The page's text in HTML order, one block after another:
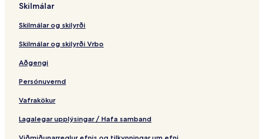
n
ç
õ
e
s
b
N
c
i
o
n
Skilmálar
Skilmálar og skilyrði
Skilmálar og skilyrði Vrbo
Aðgengi
Persónuvernd
Vafrakökur
Lagalegar upplýsingar / Hafa samband